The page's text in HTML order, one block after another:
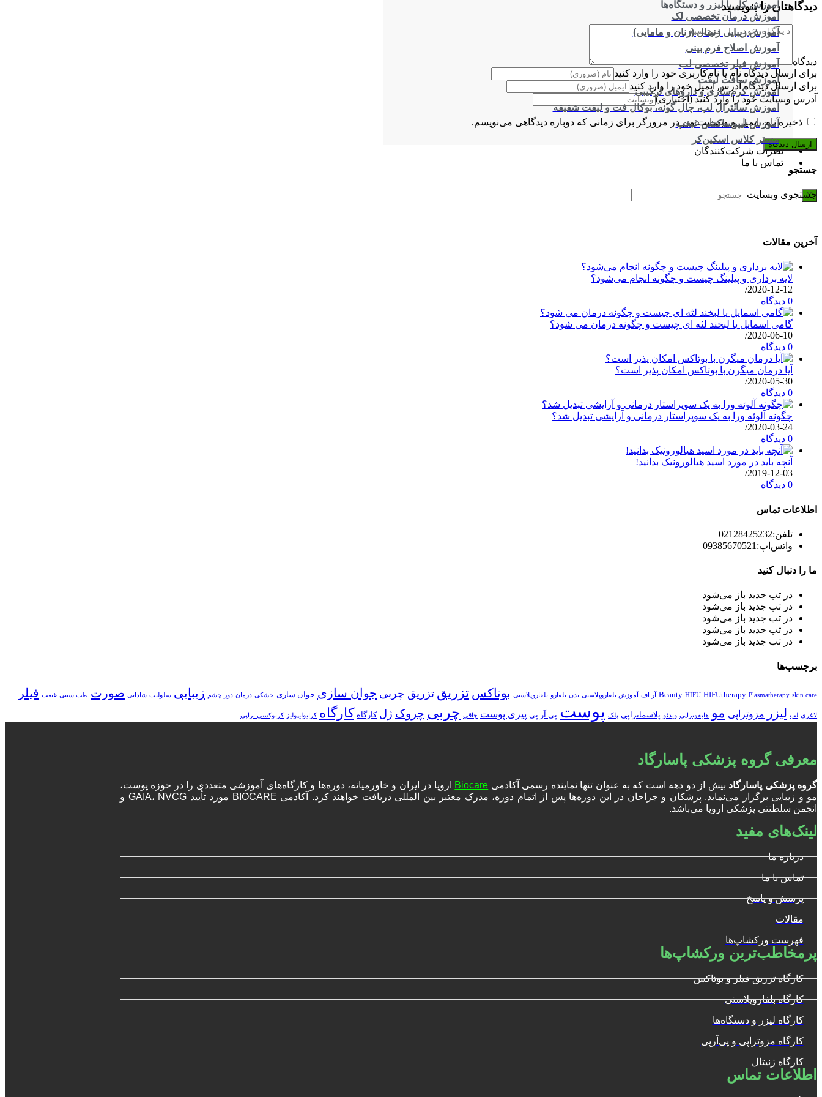
آموزش کار با لیزر و دستگاه‌ها
آموزش درمان تخصصی لک
آموزش زیبایی ژنیتال (زنان و مامایی)
آموزش اصلاح فرم بینی
آموزش فیلر تخصصی لب
آموزش سافت لیفت
آموزش کرم‌سازی و داروهای ترکیبی
آموزش سانترال لب، چال گونه، بوکال فت و لیفت شقیقه
آموزش لیپوساکشن غبغب
مستر کلاس اسکین‌کر
نظرات شرکت‌کنندگان
تماس با ما
X
دیدگاهتان را بنویسید
دیدگاه
برای ارسال دیدگاه نام یا نام‌کاربری خود را وارد کنید
برای ارسال دیدگاه آدرس ایمیل خود را وارد کنید
آدرس وبسایت خود را وارد کنید (اختیاری)
ذخیره نام، ایمیل و وبسایت من در مرورگر برای زمانی که دوباره دیدگاهی می‌نویسم.
جستجو
جستجوی وبسایت
آخرین مقالات
لایه برداری و پیلینگ چیست و چگونه انجام می‌شود؟
2020-12-12
/
0 دیدگاه
گامی اسمایل یا لبخند لثه ای چیست و چگونه درمان می شود؟
2020-06-10
/
0 دیدگاه
آیا درمان میگرن با بوتاکس امکان پذیر است؟
2020-05-30
/
0 دیدگاه
چگونه آلوئه ورا به یک سوپراستار درمانی و آرایشی تبدیل شد؟
2020-03-24
/
0 دیدگاه
آنچه باید در مورد اسید هیالورونیک بدانید!
2019-12-03
/
0 دیدگاه
اطلاعات تماس
تلفن:02128425232
واتس‌اپ: 09385670521
ما را دنبال کنید
در تب جدید باز می‌شود
در تب جدید باز می‌شود
در تب جدید باز می‌شود
در تب جدید باز می‌شود
در تب جدید باز می‌شود
برچسب‌ها
Beauty HIFU HIFUtherapy Plasmatherapy skin care آر اف آموزش بلفاروپلاستی بدن بلفارو بلفاروپلاستی بوتاکس تزریق تزریق چربی جوان سازی جوان سازی خشکی درمان دور چشم زیبایی سلولیت شادابی صورت طب سنتی غبغب فیلر
لاغری لب لیزر مزوتراپی مو هایفوتراپی ویدئو پلاسماتراپی پلک پوست پی آر پی پیری پوست چاقی چربی چروک ژل کارگاه کارگاه کرایولیپولیز کربوکسی تراپی
معرفی گروه پزشکی پاسارگاد
گروه پزشکی پاسارگاد بیش از دو دهه است که به عنوان تنها نماینده رسمی آکادمی Biocare
اروپا در ایران و خاورمیانه، دوره‌ها و کارگاه‌های آموزشی متعددی را در حوزه پوست،
مو و زیبایی برگزار می‌نماید. پزشکان و جراحان در این دوره‌ها پس از اتمام دوره، مدرک معتبر بین المللی دریافت خواهند کرد. آکادمی BIOCARE مورد تأیید GAIA، NVCG و
انجمن سلطنتی پزشکی اروپا می‌باشد.
لینک‌های مفید
درباره ما
تماس با ما
پرسش و پاسخ
مقالات
فهرست ورکشاپ‌ها
پرمخاطب‌ترین ورکشاپ‌ها
کارگاه تزریق فیلر و بوتاکس
کارگاه بلفاروپلاستی
کارگاه لیزر و دستگاه‌ها
کارگاه مزوتراپی و پی‌آرپی
کارگاه ژنیتال
اطلاعات تماس